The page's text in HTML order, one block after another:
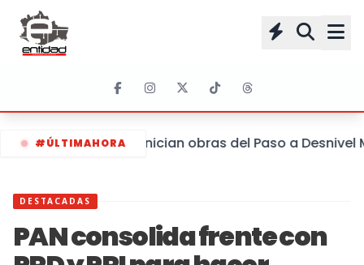
#ÚLTIMAHORA Inician obras del Paso a
DESTACADAS
PAN consolida frente con